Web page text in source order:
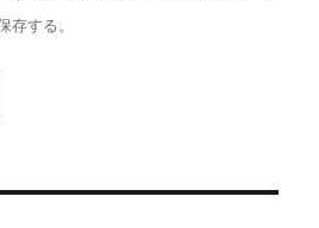
存する。